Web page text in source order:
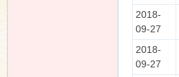
2018-
09-27
2018-
09-27